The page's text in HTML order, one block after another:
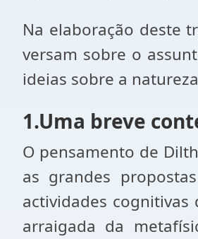
Na elaboração deste
versam sobre o
ideias sobre a
1.Uma breve
O pensamento de
as grandes
actividades
arraigada da